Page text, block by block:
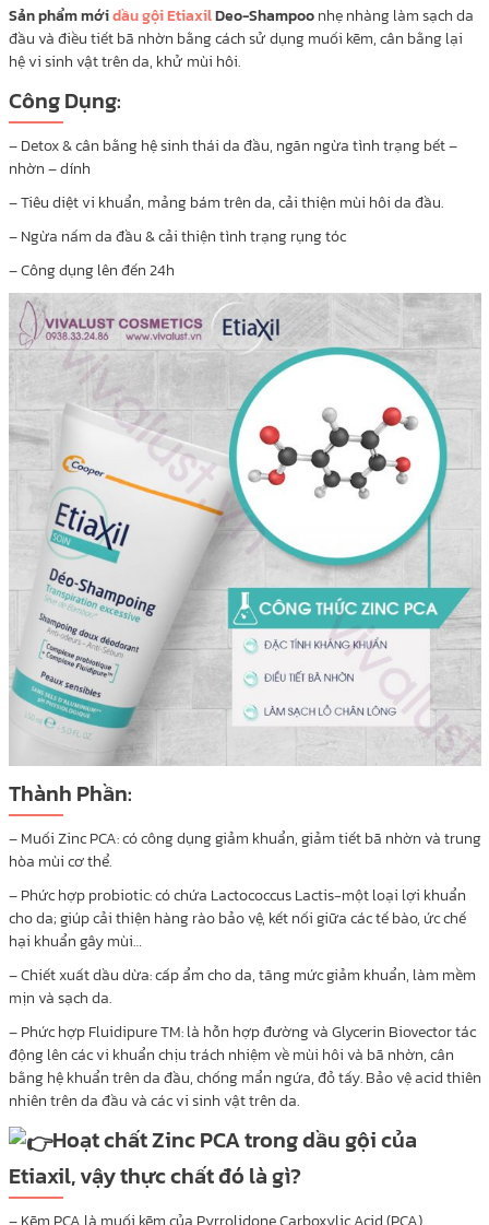
Sản phẩm mớidầu gội EtiaxilDeo-Shampoonhẹ nhàng làm sạch da
đầu và điều tiết bã nhờn bằng cách sử dụng muối kẽm, cân bằng lại
hệ vi sinh vật trên da, khử mùi hôi.
Công Dụng:
– Detox & cân bằng hệ sinh thái da đầu, ngăn ngừa tình trạng bết –
nhờn – dính
– Tiêu diệt vi khuẩn, mảng bám trên da, cải thiện mùi hôi da đầu.
– Ngừa nấm da đầu & cải thiện tình trạng rụng tóc
– Công dụng lên đến 24h
Thành Phần:
– Muối Zinc PCA: có công dụng giảm khuẩn, giảm tiết bã nhờn và trung
hòa mùi cơ thể.
– Phức hợp probiotic: có chứa Lactococcus Lactis-một loại lợi khuẩn
cho da; giúp cải thiện hàng rào bảo vệ, kết nối giữa các tế bào, ức chế
hại khuẩn gây mùi…
– Chiết xuất dầu dừa: cấp ẩm cho da, tăng mức giảm khuẩn, làm mềm
mịn và sạch da.
– Phức hợp Fluidipure TM: là hỗn hợp đường và Glycerin Biovector tác
động lên các vi khuẩn chịu trách nhiệm về mùi hôi và bã nhờn, cân
bằng hệ khuẩn trên da đầu, chống mẩn ngứa, đỏ tấy. Bảo vệ acid thiên
nhiên trên da đầu và các vi sinh vật trên da.
Hoạt chất Zinc PCA trong dầu gội của
Etiaxil, vậy thực chất đó là gì?